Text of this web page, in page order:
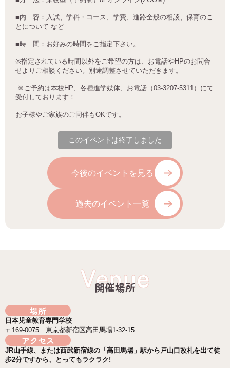
■内 容：入試、学科・コース、学費、進路全般の相談、保育のこ
とについて など
■時 間：お好みの時間をご指定下さい。
※指定されている時間以外をご希望の方は、お電話やHPのお問合
せよりご相談ください。別途調整させていただきます。
※ご予約は本校HP、各種進学媒体、お電話（03-3207-5311）にて
受付しております！
お子様やご家族のご同伴もOKです。
このイベントは終了しました
今後のイベントを見る
過去のイベント一覧
Venue
開催場所
場所
日本児童教育専門学校
〒169-0075 東京都新宿区高田馬場1-32-15
アクセス
JR山手線、または西武新宿線の「高田馬場」駅から戸山口改札を出て徒
歩2分ですから、とってもラクラク!